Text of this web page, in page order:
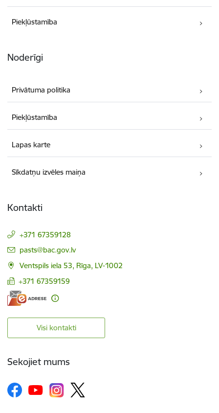
Piekļūstamība
Noderīgi
Privātuma politika
Piekļūstamība
Lapas karte
Sīkdatņu izvēles maiņa
Kontakti
+371 67359128
E-pasts:
pasts@bac.gov.lv
Ventspils iela 53, Rīga, LV-1002
+371 67359159
Visi kontakti
Sekojiet mums